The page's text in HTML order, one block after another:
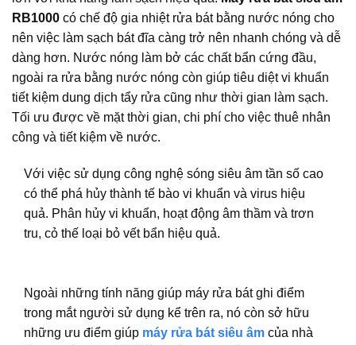
RB1000 có chế độ gia nhiệt rửa bát bằng nước nóng cho
nên việc làm sạch bát đĩa càng trở nên nhanh chóng và dễ
dàng hơn. Nước nóng làm bở các chất bẩn cứng đầu,
ngoài ra rửa bằng nước nóng còn giúp tiêu diệt vi khuẩn
tiết kiệm dung dịch tẩy rửa cũng như thời gian làm sạch.
Tối ưu được về mặt thời gian, chi phí cho việc thuê nhân
công và tiết kiệm về nước.
Với việc sử dụng công nghệ sóng siêu âm tần số cao
có thể phá hủy thành tế bào vi khuẩn và virus hiệu
quả. Phân hủy vi khuẩn, hoạt động âm thầm và trơn
tru, cỏ thế loại bỏ vết bẩn hiệu quả.
Ngoài những tính năng giúp máy rửa bát ghi điểm
trong mắt người sử dụng kể trên ra, nó còn sở hữu
những ưu điểm giúp máy rửa bát siêu âm của nhà